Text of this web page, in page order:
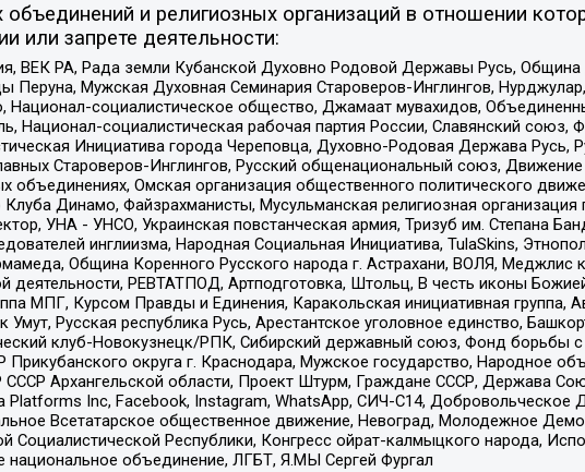
и религиозных организаций в отношении
или запрете деятельности:
ВЕК РА, Рада земли Кубанской Духовно Родовой Державы Русь, Община
Перуна, Мужская Духовная Семинария Староверов-Инглингов,
Национал-социалистическое общество, Джамаат мувахидов,
Национал-социалистическая рабочая партия России, Славянский
Инициатива города Череповца, Духовно-Родовая Держава Русь,
Староверов-Инглингов, Русский общенациональный союз,
объединениях, Омская организация общественного политического
Динамо, Файзрахманисты, Мусульманская религиозная
УНА - УНСО, Украинская повстанческая армия, Тризуб им. Степана
инглиизма, Народная Социальная Инициатива, TulaSkins,
Община Коренного Русского народа г. Астрахани, ВОЛЯ, Меджлис
деятельности, РЕВТАТПОД, Артподготовка, Штольц, В честь иконы
МПГ, Курсом Правды и Единения, Каракольская инициативная группа,
Умут, Русская республика Русь, Арестантское уголовное единство,
клуб-Новокузнецк/РПК, Сибирский державный союз, Фонд борьбы
Прикубанского округа г. Краснодара, Мужское государство, Народное
Архангельской области, Проект Штурм, Граждане СССР, Держава
Platforms Inc, Facebook, Instagram, WhatsApp, СИЧ-С14, Добровольческое
Всетатарское общественное движение, Невоград, Молодежное
Социалистической Республики, Конгресс ойрат-калмыцкого народа,
национальное объединение, ЛГБТ, Я.МЫ Сергей Фургал